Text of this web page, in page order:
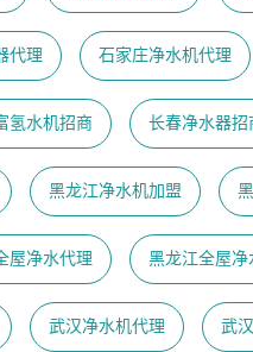
代理 石家庄净水机代理
氢水机招商 长春净水器招
黑龙江净水机加盟
屋净水代理 黑龙江全屋净
武汉净水机代理 武